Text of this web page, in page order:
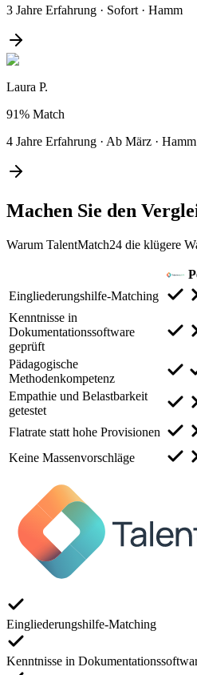
3 Jahre Erfahrung · Sofort · Hamm
Laura P.
91% Match
4 Jahre Erfahrung · Ab März · Hamm
Machen Sie den
Warum TalentMatch24 die klügere
Eingliederungshilfe-Matching
Kenntnisse in
Dokumentationssoftware
geprüft
Pädagogische
Methodenkompetenz
Empathie und Belastbarkeit
getestet
Flatrate statt hohe Provisionen
Keine Massenvorschläge
Eingliederungshilfe-Matching
Kenntnisse in